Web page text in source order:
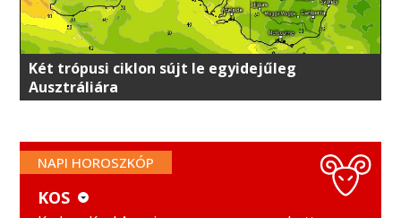
Két trópusi ciklon sújt le egyidejűleg
Ausztráliára
NAPI HOROSZKÓP
KOS
KOS